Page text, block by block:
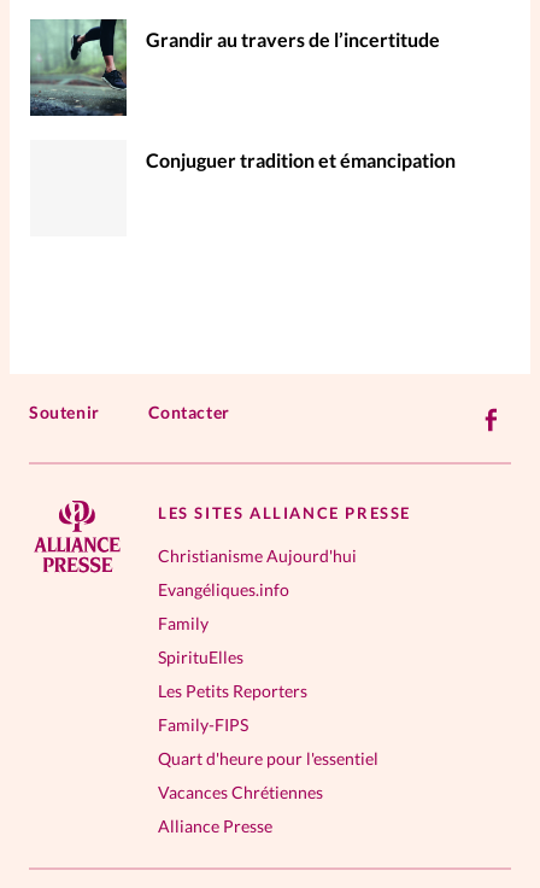
Nous contacterGrandir au travers de l’incertitude
Conjuguer tradition et émancipation
Soutenir Contacter
LES SITES ALLIANCE PRESSE
Christianisme Aujourd'hui
Evangéliques.info
Family
SpirituElles
Les Petits Reporters
Family-FIPS
Quart d'heure pour l'essentiel
Vacances Chrétiennes
Alliance Presse